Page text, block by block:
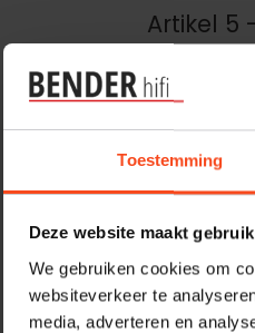
Toestemming
Deze website maakt
We gebruiken cookies om
websiteverkeer te
media, adverteren en
Artikel 5
De
Indien
Indien
van de
De